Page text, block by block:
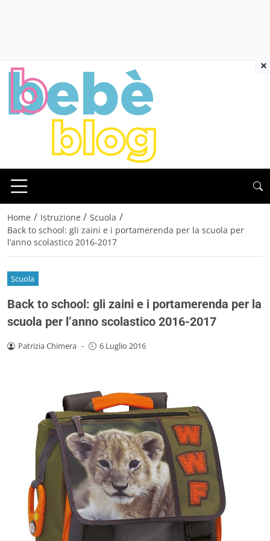
Home / Istruzione / Scuola /
Back to school: gli zaini e i portamerenda per la scuola per
l’anno scolastico 2016-2017
Scuola
Back to school: gli zaini e i portamerenda per la
scuola per l’anno scolastico 2016-2017
Patrizia Chimera - 6 Luglio 2016
×